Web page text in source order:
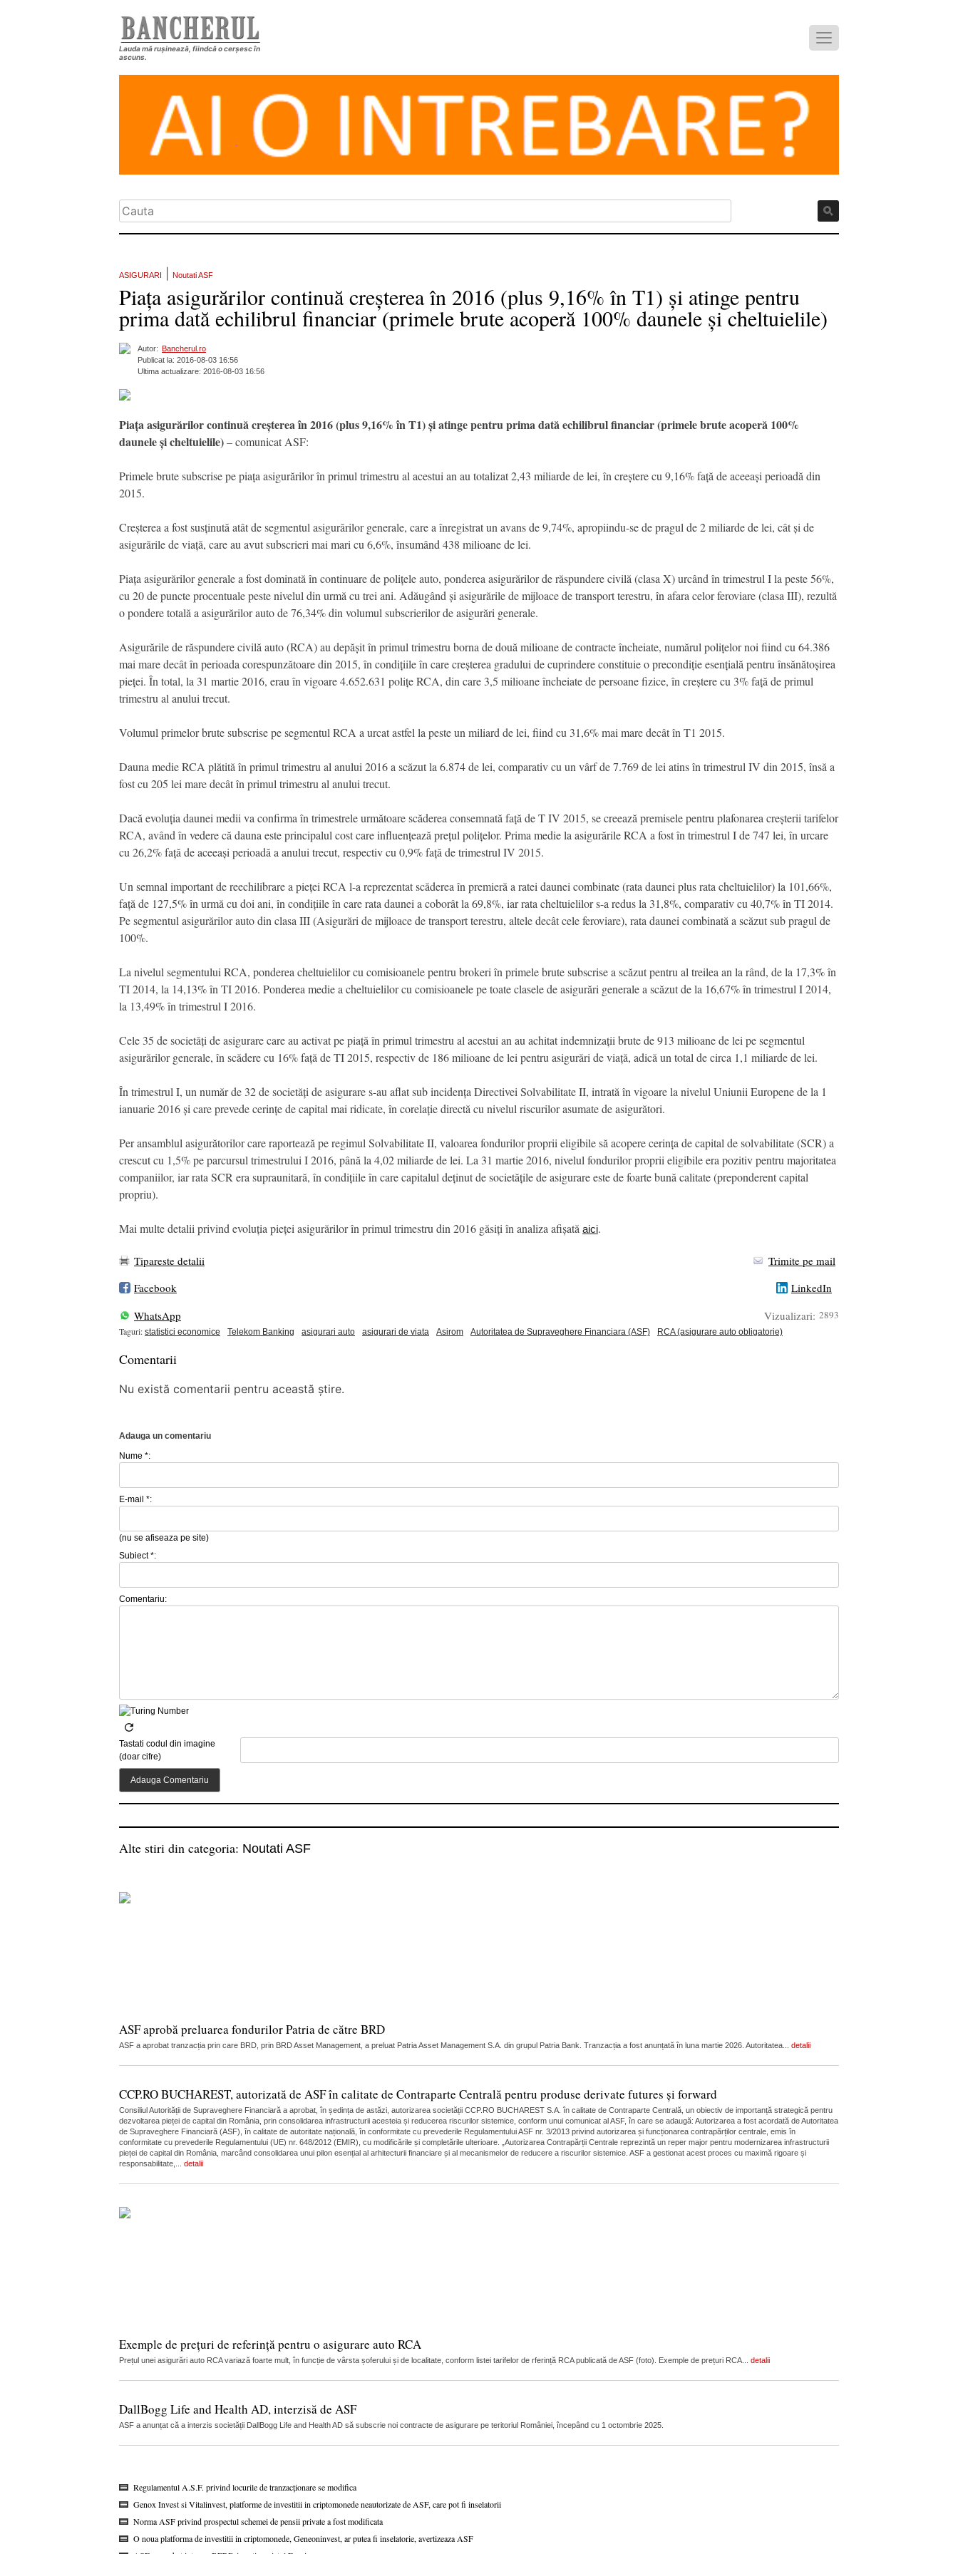
Lauda mă rușinează, fiindcă o cerșesc în
ascuns.
ASIGURARI Noutati ASF
Piața asigurărilor continuă creșterea în 2016 (plus 9,16% în T1) și atinge pentru
prima dată echilibrul financiar (primele brute acoperă 100% daunele și cheltuielile)
Autor:
Bancherul.ro
Publicat la: 2016-08-03 16:56
Ultima actualizare: 2016-08-03 16:56
Piața asigurărilor continuă creșterea în 2016 (plus 9,16% în T1) și atinge pentru prima dată echilibrul financiar (primele brute acoperă 100%
daunele și cheltuielile)– comunicat ASF:
Primele brute subscrise pe piața asigurărilor în primul trimestru al acestui an au totalizat 2,43 miliarde de lei, în creștere cu 9,16% față de aceeași perioadă din
2015.
Creșterea a fost susținută atât de segmentul asigurărilor generale, care a înregistrat un avans de 9,74%, apropiindu-se de pragul de 2 miliarde de lei, cât și de
asigurările de viață, care au avut subscrieri mai mari cu 6,6%, însumând 438 milioane de lei.
Piața asigurărilor generale a fost dominată în continuare de polițele auto, ponderea asigurărilor de răspundere civilă (clasa X) urcând în trimestrul I la peste 56%,
cu 20 de puncte procentuale peste nivelul din urmă cu trei ani. Adăugând și asigurările de mijloace de transport terestru, în afara celor feroviare (clasa III), rezultă
o pondere totală a asigurărilor auto de 76,34% din volumul subscrierilor de asigurări generale.
Asigurările de răspundere civilă auto (RCA) au depășit în primul trimestru borna de două milioane de contracte încheiate, numărul polițelor noi fiind cu 64.386
mai mare decât în perioada corespunzătoare din 2015, în condițiile în care creșterea gradului de cuprindere constituie o precondiție esențială pentru însănătoșirea
pieței. În total, la 31 martie 2016, erau în vigoare 4.652.631 polițe RCA, din care 3,5 milioane încheiate de persoane fizice, în creștere cu 3% față de primul
trimestru al anului trecut.
Volumul primelor brute subscrise pe segmentul RCA a urcat astfel la peste un miliard de lei, fiind cu 31,6% mai mare decât în T1 2015.
Dauna medie RCA plătită în primul trimestru al anului 2016 a scăzut la 6.874 de lei, comparativ cu un vârf de 7.769 de lei atins în trimestrul IV din 2015, însă a
fost cu 205 lei mare decât în primul trimestru al anului trecut.
Dacă evoluția daunei medii va confirma în trimestrele următoare scăderea consemnată față de T IV 2015, se creează premisele pentru plafonarea creșterii tarifelor
RCA, având în vedere că dauna este principalul cost care influențează prețul polițelor. Prima medie la asigurările RCA a fost în trimestrul I de 747 lei, în urcare
cu 26,2% față de aceeași perioadă a anului trecut, respectiv cu 0,9% față de trimestrul IV 2015.
Un semnal important de reechilibrare a pieței RCA l-a reprezentat scăderea în premieră a ratei daunei combinate (rata daunei plus rata cheltuielilor) la 101,66%,
față de 127,5% în urmă cu doi ani, în condițiile în care rata daunei a coborât la 69,8%, iar rata cheltuielilor s-a redus la 31,8%, comparativ cu 40,7% în TI 2014.
Pe segmentul asigurărilor auto din clasa III (Asigurări de mijloace de transport terestru, altele decât cele feroviare), rata daunei combinată a scăzut sub pragul de
100%.
La nivelul segmentului RCA, ponderea cheltuielilor cu comisioanele pentru brokeri în primele brute subscrise a scăzut pentru al treilea an la rând, de la 17,3% în
TI 2014, la 14,13% în TI 2016. Ponderea medie a cheltuielilor cu comisioanele pe toate clasele de asigurări generale a scăzut de la 16,67% în trimestrul I 2014,
la 13,49% în trimestrul I 2016.
Cele 35 de societăți de asigurare care au activat pe piață în primul trimestru al acestui an au achitat indemnizații brute de 913 milioane de lei pe segmentul
asigurărilor generale, în scădere cu 16% față de TI 2015, respectiv de 186 milioane de lei pentru asigurări de viață, adică un total de circa 1,1 miliarde de lei.
În trimestrul I, un număr de 32 de societăți de asigurare s-au aflat sub incidența Directivei Solvabilitate II, intrată în vigoare la nivelul Uniunii Europene de la 1
ianuarie 2016 și care prevede cerințe de capital mai ridicate, în corelație directă cu nivelul riscurilor asumate de asigurători.
Per ansamblul asigurătorilor care raportează pe regimul Solvabilitate II, valoarea fondurilor proprii eligibile să acopere cerința de capital de solvabilitate (SCR) a
crescut cu 1,5% pe parcursul trimestrului I 2016, până la 4,02 miliarde de lei. La 31 martie 2016, nivelul fondurilor proprii eligibile era pozitiv pentru majoritatea
companiilor, iar rata SCR era supraunitară, în condițiile în care capitalul deținut de societățile de asigurare este de foarte bună calitate (preponderent capital
propriu).
Mai multe detalii privind evoluția pieței asigurărilor în primul trimestru din 2016 găsiți în analiza afișată aici.
Tipareste detalii
Trimite pe mail
Facebook
LinkedIn
WhatsApp
Vizualizari: 2893
Taguri: statistici economice Telekom Banking asigurari auto asigurari de viata Asirom Autoritatea de Supraveghere Financiara (ASF) RCA (asigurare auto obligatorie)
Comentarii
Nu există comentarii pentru această știre.
Adauga un comentariu
Nume *:
E-mail *:
(nu se afiseaza pe site)
Subiect *:
Comentariu:
Tastati codul din imagine
(doar cifre)
Alte stiri din categoria: Noutati ASF
ASF aprobă preluarea fondurilor Patria de către BRD
ASF a aprobat tranzacția prin care BRD, prin BRD Asset Management, a preluat Patria Asset Management S.A. din grupul Patria Bank. Tranzacția a fost anunțată în luna martie 2026. Autoritatea... detalii
CCP.RO BUCHAREST, autorizată de ASF în calitate de Contraparte Centrală pentru produse derivate futures și forward
Consiliul Autorității de Supraveghere Financiară a aprobat, în ședința de astăzi, autorizarea societății CCP.RO BUCHAREST S.A. în calitate de Contraparte Centrală, un obiectiv de importanță strategică pentru
dezvoltarea pieței de capital din România, prin consolidarea infrastructurii acesteia și reducerea riscurilor sistemice, conform unui comunicat al ASF, în care se adaugă: Autorizarea a fost acordată de Autoritatea
de Supraveghere Financiară (ASF), în calitate de autoritate națională, în conformitate cu prevederile Regulamentului ASF nr. 3/2013 privind autorizarea și funcționarea contrapărților centrale, emis în
conformitate cu prevederile Regulamentului (UE) nr. 648/2012 (EMIR), cu modificările și completările ulterioare. „Autorizarea Contrapărții Centrale reprezintă un reper major pentru modernizarea infrastructurii
pieței de capital din România, marcând consolidarea unui pilon esențial al arhitecturii financiare și al mecanismelor de reducere a riscurilor sistemice. ASF a gestionat acest proces cu maximă rigoare și
responsabilitate,... detalii
Exemple de prețuri de referință pentru o asigurare auto RCA
Prețul unei asigurări auto RCA variază foarte mult, în funcție de vârsta șoferului și de localitate, conform listei tarifelor de rferință RCA publicată de ASF (foto). Exemple de prețuri RCA... detalii
DallBogg Life and Health AD, interzisă de ASF
ASF a anunțat că a interzis societății DallBogg Life and Health AD să subscrie noi contracte de asigurare pe teritoriul României, începând cu 1 octombrie 2025.
Regulamentul A.S.F. privind locurile de tranzacționare se modifica
Genox Invest si Vitalinvest, platforme de investitii in criptomonede neautorizate de ASF, care pot fi inselatorii
Norma ASF privind prospectul schemei de pensii private a fost modificata
O noua platforma de investitii in criptomonede, Geneoninvest, ar putea fi inselatorie, avertizeaza ASF